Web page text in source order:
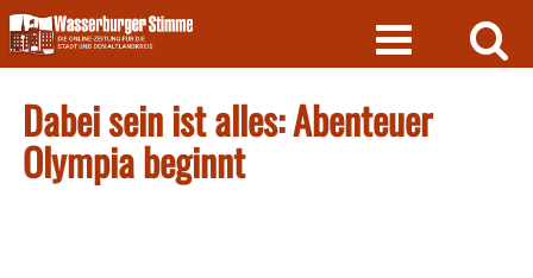
Skip
to
content
Dabei sein ist alles: Abenteuer
Olympia beginnt